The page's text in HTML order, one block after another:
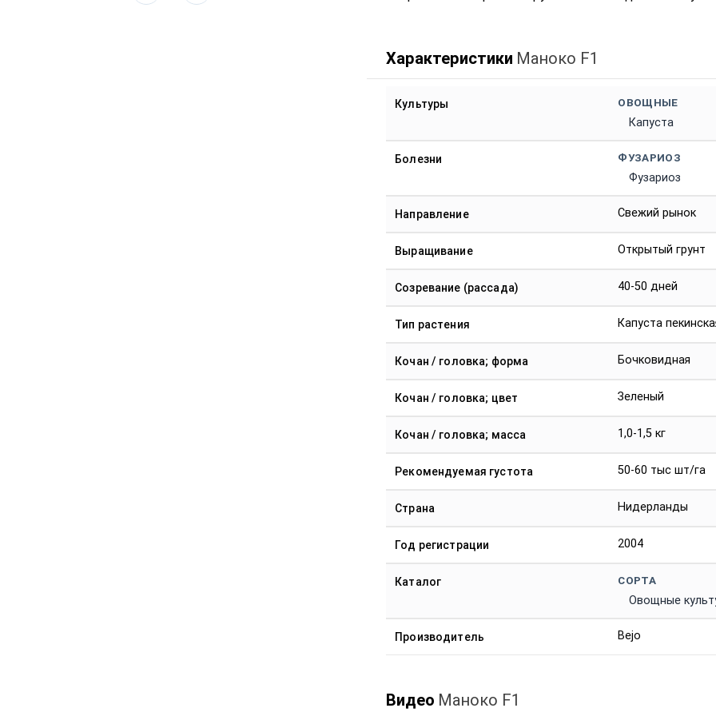
Характеристики Маноко F1
Культуры ОВОЩНЫЕ
Капуста
Болезни ФУЗАРИОЗ
Фузариоз
Направление Свежий рынок
Выращивание Открытый грунт
Созревание (рассада) 40-50 дней
Тип растения Капуста
Кочан / головка; форма Бочковидная
Кочан / головка; цвет Зеленый
Кочан / головка; масса 1,0-1,5 кг
Рекомендуемая густота 50-60 тыс шт/га
Страна Нидерланды
Год регистрации 2004
Каталог СОРТА
Овощные
Производитель Bejo
Видео Маноко F1